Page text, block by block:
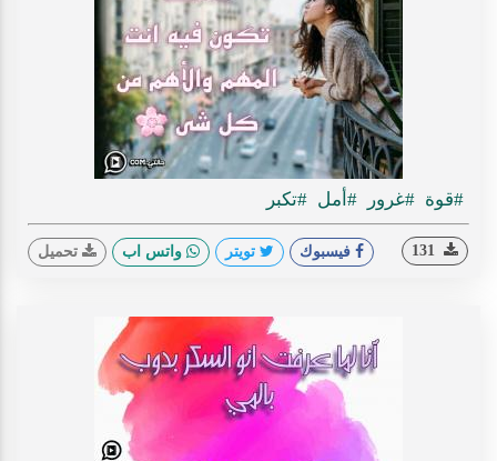
#قوة #غرور #أمل #تكبر
فيسبوك تويتر واتس اب تحميل